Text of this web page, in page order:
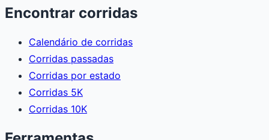
Encontrar corridas
Calendário de corridas
Corridas passadas
Corridas por estado
Corridas 5K
Corridas 10K